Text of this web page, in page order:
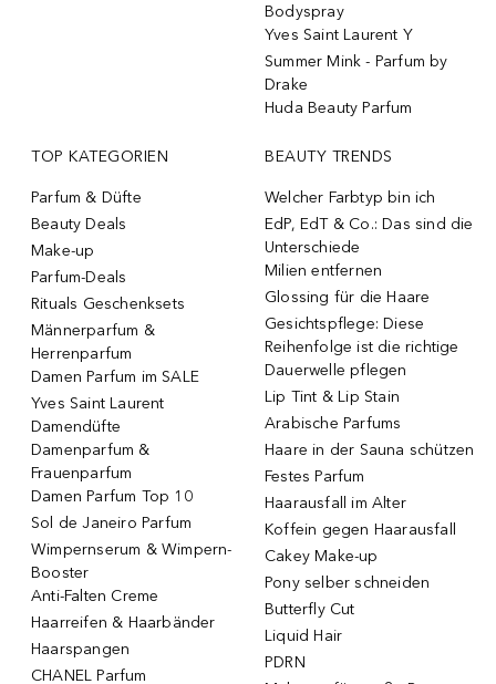
Bodyspray
Yves Saint Laurent Y
Summer Mink - Parfum by
Drake
Huda Beauty Parfum
TOP KATEGORIEN
Parfum & Düfte
Beauty Deals
Make-up
Parfum-Deals
Rituals Geschenksets
Männerparfum &
Herrenparfum
Damen Parfum im SALE
Yves Saint Laurent
Damendüfte
Damenparfum &
Frauenparfum
Damen Parfum Top 10
Sol de Janeiro Parfum
Wimpernserum & Wimpern-
Booster
Anti-Falten Creme
Haarreifen & Haarbänder
Haarspangen
CHANEL Parfum
BEAUTY TRENDS
Welcher Farbtyp bin ich
EdP, EdT & Co.: Das sind die
Unterschiede
Milien entfernen
Glossing für die Haare
Gesichtspflege: Diese
Reihenfolge ist die richtige
Dauerwelle pflegen
Lip Tint & Lip Stain
Arabische Parfums
Haare in der Sauna schützen
Festes Parfum
Haarausfall im Alter
Koffein gegen Haarausfall
Cakey Make-up
Pony selber schneiden
Butterfly Cut
Liquid Hair
PDRN